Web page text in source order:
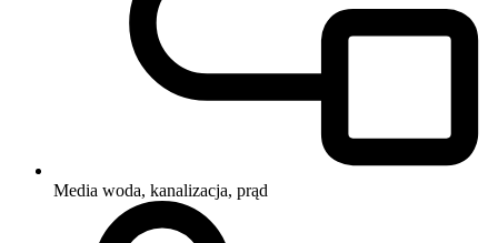
Media woda, kanalizacja, prąd